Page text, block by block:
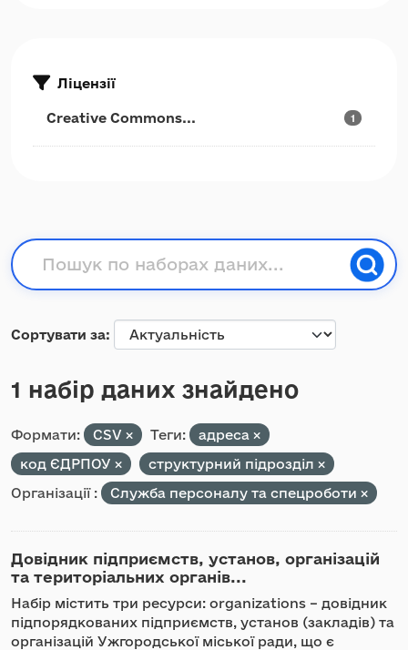
Ліцензії
Creative Commons... 1
Сортувати за
1 набір даних знайдено
Формати: CSV Теги:
адреса
код ЄДРПОУ
структурний підрозділ
Організації :
Служба персоналу та спецроботи
Довідник підприємств, установ, організацій
та територіальних органів...
Набір містить три ресурси: organizations – довідник
підпорядкованих підприємств, установ (закладів) та
організацій Ужгородської міської ради, що є